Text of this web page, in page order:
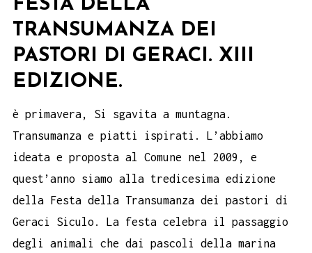
FESTA DELLA
TRANSUMANZA DEI
PASTORI DI GERACI. XIII
EDIZIONE.
è primavera, Si sgavita a muntagna.
Transumanza e piatti ispirati. L’abbiamo
ideata e proposta al Comune nel 2009, e
quest’anno siamo alla tredicesima edizione
della Festa della Transumanza dei pastori di
Geraci Siculo. La festa celebra il passaggio
degli animali che dai pascoli della marina